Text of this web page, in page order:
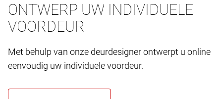
ONTWERP UW INDIVIDUELE
VOORDEUR
Met behulp van onze deurdesigner ontwerpt u online
eenvoudig uw individuele voordeur.